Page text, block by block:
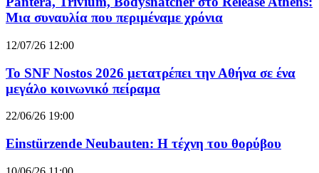
Μια συναυλία που περιμέναμε χρόνια
12/07/26 12:00
Το SNF Nostos 2026 μετατρέπει την Αθήνα σε ένα
μεγάλο κοινωνικό πείραμα
22/06/26 19:00
Einstürzende Neubauten: Η τέχνη του θορύβου